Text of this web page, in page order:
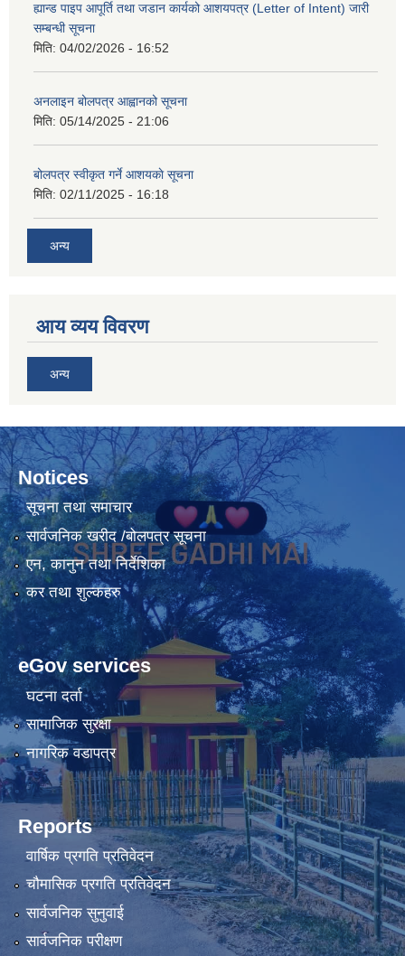
ह्यान्ड पाइप आपूर्ति तथा जडान कार्यको आशयपत्र (Letter of Intent) जारी
सम्बन्धी सूचना
मिति: 04/02/2026 - 16:52
अनलाइन बोलपत्र आह्वानको सूचना
मिति: 05/14/2025 - 21:06
बोलपत्र स्वीकृत गर्ने आशयकाे सूचना
मिति: 02/11/2025 - 16:18
अन्य
आय व्यय विवरण
अन्य
Notices
सूचना तथा समाचार
सार्वजनिक खरीद /बोलपत्र सूचना
एन, कानुन तथा निर्देशिका
कर तथा शुल्कहरु
eGov services
घटना दर्ता
सामाजिक सुरक्षा
नागरिक वडापत्र
Reports
वार्षिक प्रगति प्रतिवेदन
चौमासिक प्रगति प्रतिवेदन
सार्वजनिक सुनुवाई
सार्वजनिक परीक्षण